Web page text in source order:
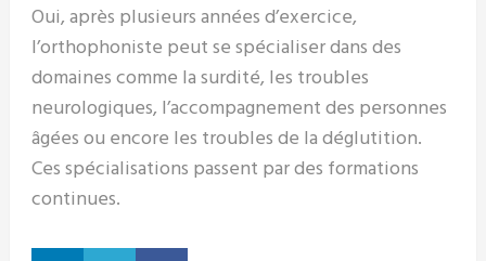
Oui, après plusieurs années d’exercice,
l’orthophoniste peut se spécialiser dans des
domaines comme la surdité, les troubles
neurologiques, l’accompagnement des personnes
âgées ou encore les troubles de la déglutition.
Ces spécialisations passent par des formations
continues.